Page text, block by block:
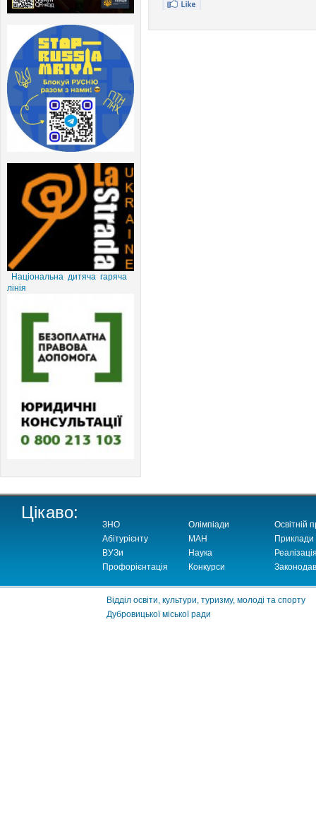
Національна дитяча гаряча
лінія
Цікаво:
ЗНО
Абітурієнту
ВУЗи
Профорієнтація
Олімпіади
МАН
Наука
Конкурси
Освітній
Приклади
Відділ освіти, культури, туризму, молоді та спорту
Дубровицької міської ради